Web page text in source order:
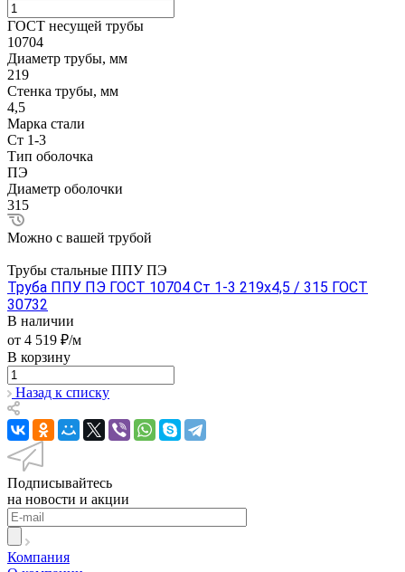
ГОСТ несущей трубы
10704
Диаметр трубы, мм
219
Стенка трубы, мм
4,5
Марка стали
Ст 1-3
Тип оболочка
ПЭ
Диаметр оболочки
315
Можно с вашей трубой
Трубы стальные ППУ ПЭ
Труба ППУ ПЭ ГОСТ 10704 Ст 1-3 219x4,5 / 315 ГОСТ
30732
В наличии
от 4 519 ₽/м
В корзину
Назад к списку
Подписывайтесь
на новости и акции
Компания